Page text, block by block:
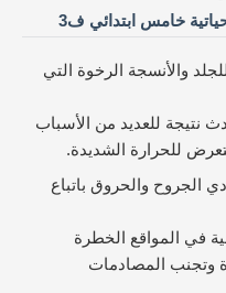
خامس ابتدائي ف3
والأنسجة الرخوة التي
نتيجة للعديد من الأسباب
للحرارة الشديدة.
والحروق باتباع
في المواقع الخطرة
وتجنب المصادمات